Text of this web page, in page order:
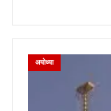
अयोध्या